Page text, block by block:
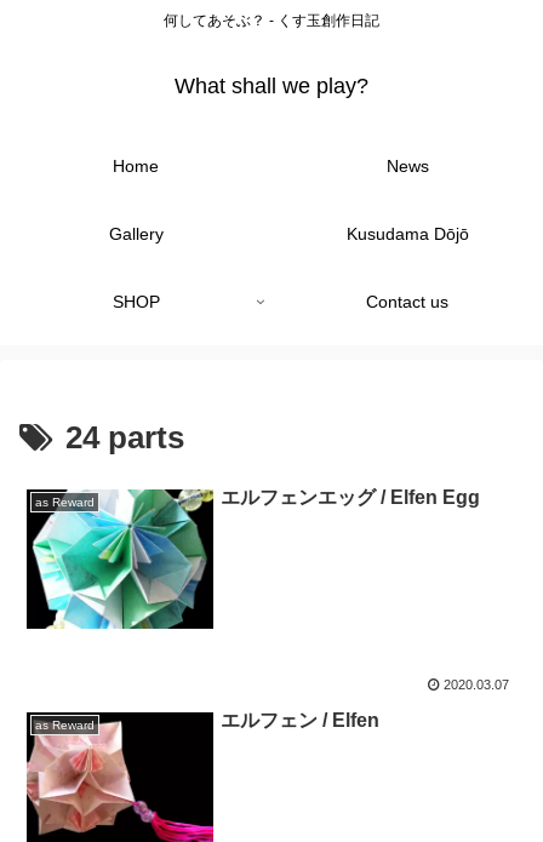
何してあそぶ？ - くす玉創作日記
What shall we play?
Home News
Gallery Kusudama Dōjō
SHOP Contact us
24 parts
as Reward エルフェンエッグ / Elfen Egg
2020.03.07
as Reward エルフェン / Elfen